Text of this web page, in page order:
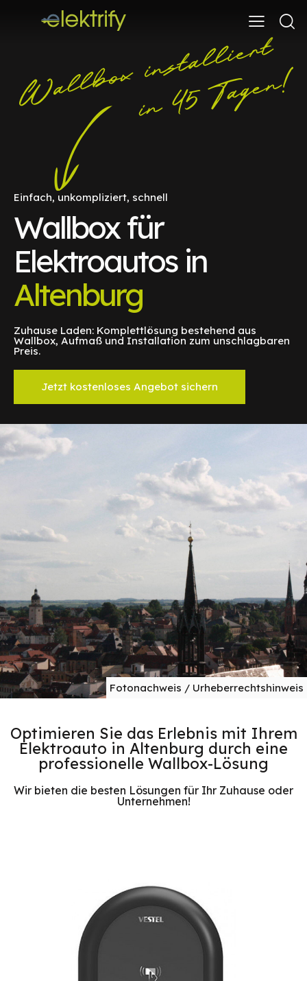
Einfach, unkompliziert, schnell
Wallbox für
Elektroautos in
Altenburg
Zuhause Laden: Komplettlösung bestehend aus
Wallbox, Aufmaß und Installation zum unschlagbaren
Preis.
Jetzt kostenloses Angebot sichern
Fotonachweis / Urheberrechtshinweis
Optimieren Sie das Erlebnis mit Ihrem
Elektroauto in Altenburg durch eine
professionelle Wallbox-Lösung
Wir bieten die besten Lösungen für Ihr Zuhause oder
Unternehmen!